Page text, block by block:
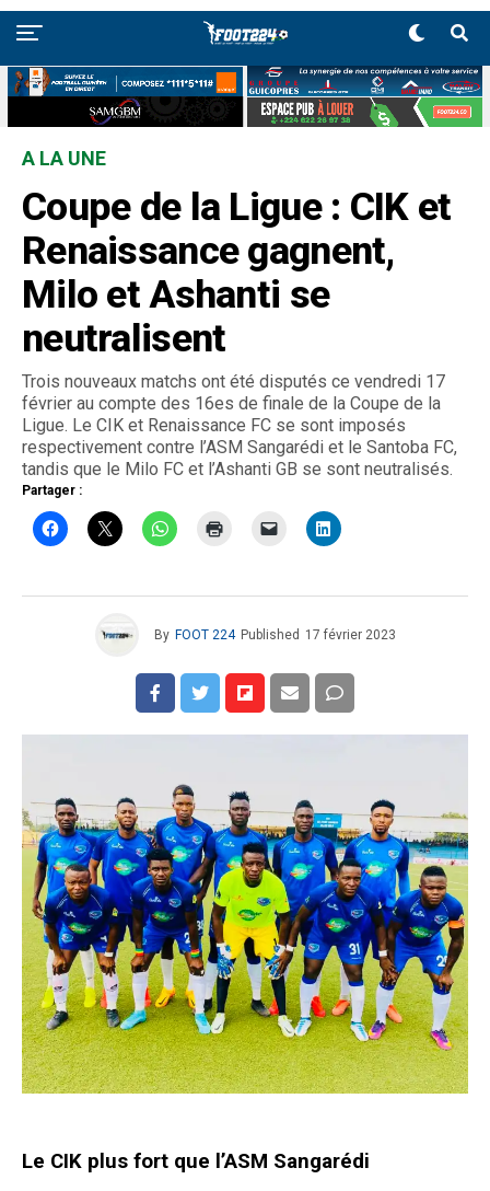
A LA UNE
Coupe de la Ligue : CIK et
Renaissance gagnent,
Milo et Ashanti se
neutralisent
Trois nouveaux matchs ont été disputés ce vendredi 17
février au compte des 16es de finale de la Coupe de la
Ligue. Le CIK et Renaissance FC se sont imposés
respectivement contre l’ASM Sangarédi et le Santoba FC,
tandis que le Milo FC et l’Ashanti GB se sont neutralisés.
Partager :
By FOOT 224 Published 17 février 2023
Le CIK plus fort que l’ASM Sangarédi